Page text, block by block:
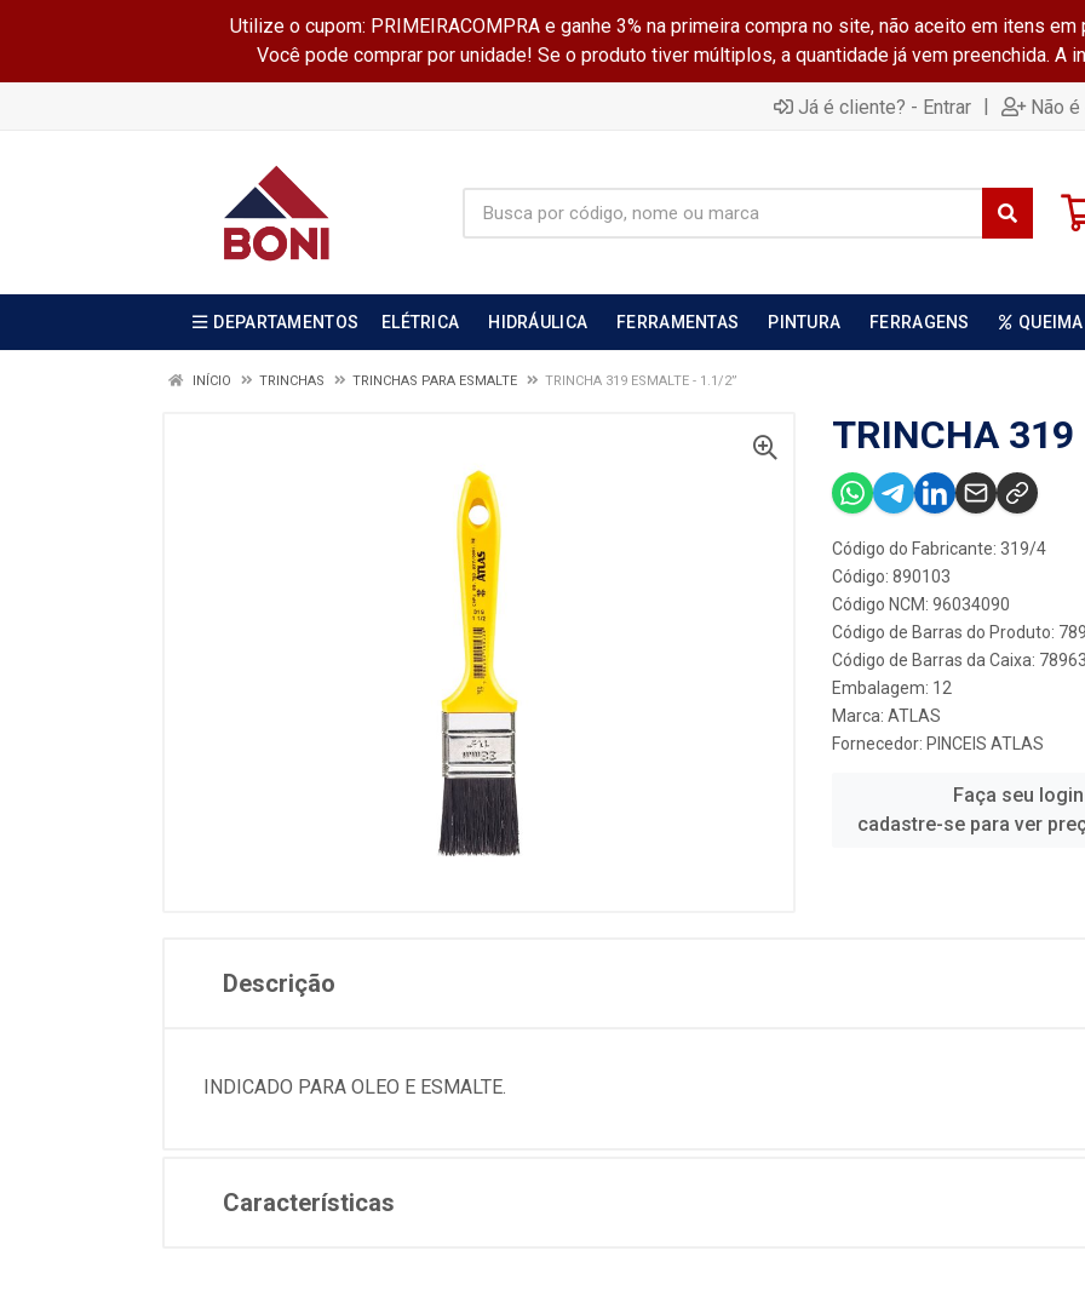
Utilize o cupom: PRIMEIRACOMPRA e ganhe 3% na primeira compra no site, não aceito em itens
Você pode comprar por unidade! Se o produto tiver múltiplos, a quantidade já vem preenchida. A
Já é cliente? - Entrar | Não
DEPARTAMENTOS ELÉTRICA HIDRÁULICA FERRAMENTAS PINTURA FERRAGENS
INÍCIO TRINCHAS TRINCHAS PARA ESMALTE TRINCHA 319 ESMALTE - 1.1/2”
TRINCHA 319
Código do Fabricante: 319/4
Código: 890103
Código NCM: 96034090
Código de Barras do Produto:
Código de Barras da Caixa:
Embalagem: 12
Marca: ATLAS
Fornecedor: PINCEIS ATLAS
Faça seu
cadastre-se para ver
Descrição
INDICADO PARA OLEO E ESMALTE.
Características